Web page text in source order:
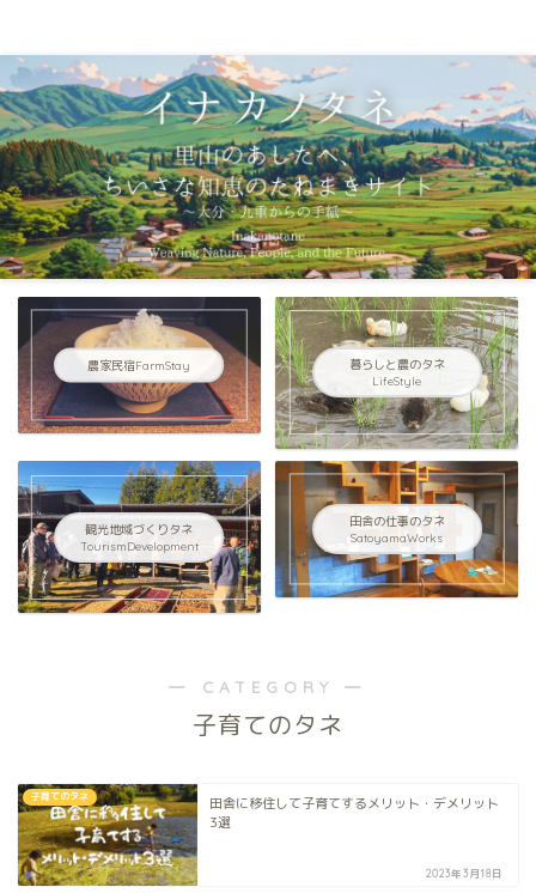
農家民宿FarmStay
暮らしと農のタネ
LifeStyle
観光地域づくりタネ
TourismDevelopment
田舎の仕事のタネ
SatoyamaWorks
― CATEGORY ―
子育てのタネ
子育てのタネ
田舎に移住して子育てするメリット・デメリット
3選
2023年3月18日